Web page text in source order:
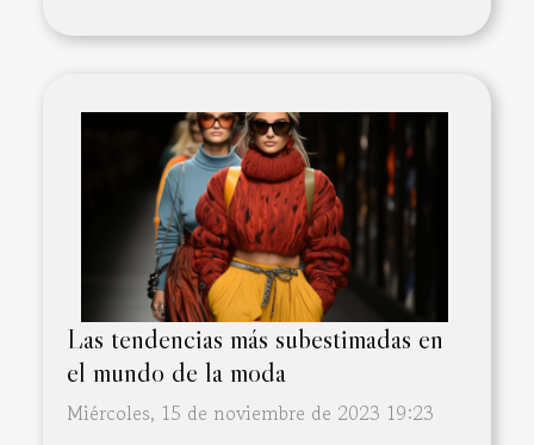
Las tendencias más subestimadas en
el mundo de la moda
Miércoles, 15 de noviembre de 2023 19:23